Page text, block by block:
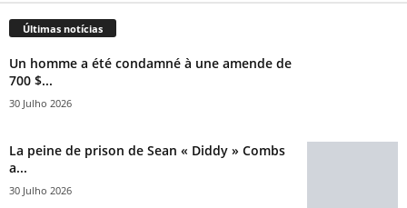
Últimas notícias
Un homme a été condamné à une amende de
700 $...
30 Julho 2026
La peine de prison de Sean « Diddy » Combs
a...
30 Julho 2026